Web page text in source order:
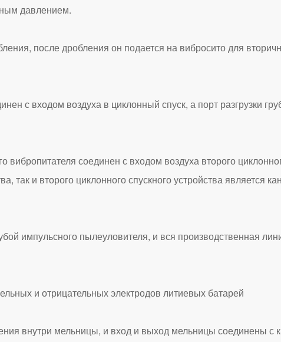
давлением.
после дробления он подается на вибросито для
с входом воздуха в циклонный спуск, а порт разгрузки
соединен с входом воздуха второго
так и второго циклонного спускного устройства является
импульсного пылеуловителя, и вся производственная
внутри мельницы, и вход и выход мельницы соединены с